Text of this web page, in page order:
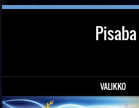
Pisaba
VALIKKO
Siirry sisältöön